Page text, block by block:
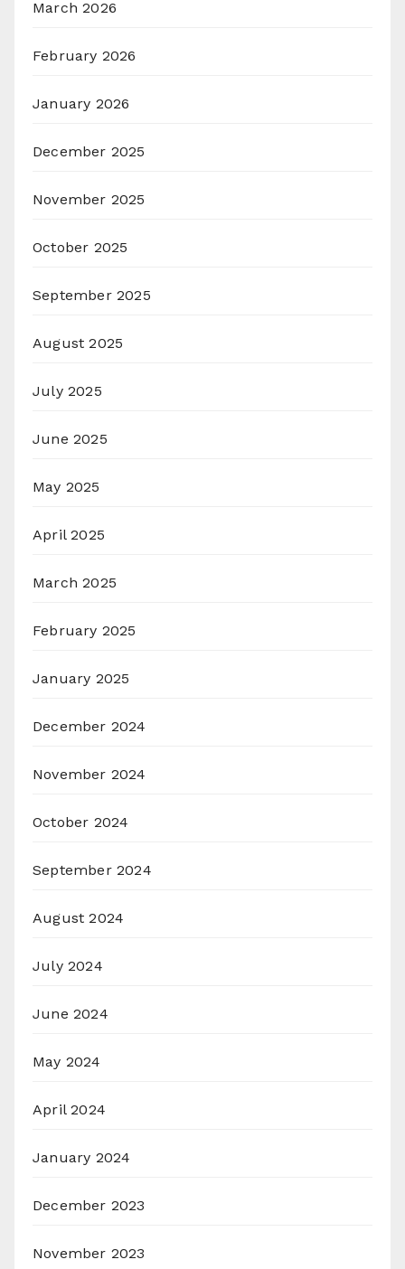
March 2026
February 2026
January 2026
December 2025
November 2025
October 2025
September 2025
August 2025
July 2025
June 2025
May 2025
April 2025
March 2025
February 2025
January 2025
December 2024
November 2024
October 2024
September 2024
August 2024
July 2024
June 2024
May 2024
April 2024
January 2024
December 2023
November 2023